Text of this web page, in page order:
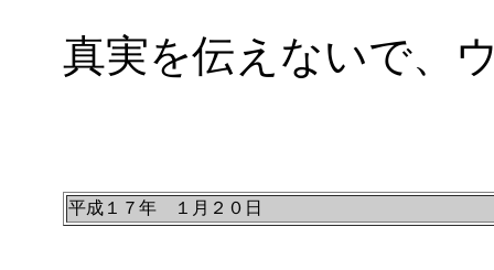
真実を伝えないで、
平成１７年 １月２０日